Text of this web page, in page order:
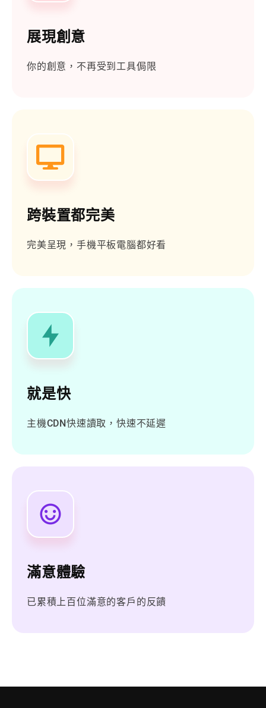
展現創意
你的創意，不再受到工具侷限
跨裝置都完美
完美呈現，手機平板電腦都好看
就是快
主機CDN快速讀取，快速不延遲
滿意體驗
已累積上百位滿意的客戶的反饋